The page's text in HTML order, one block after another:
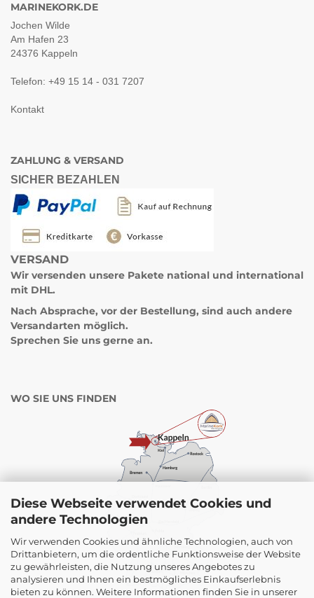
Diese Webseite verwendet Cookies und
andere Technologien
Wir verwenden Cookies und ähnliche Technologien, auch von
Drittanbietern, um die ordentliche Funktionsweise der Website
zu gewährleisten, die Nutzung unseres Angebotes zu
analysieren und Ihnen ein bestmögliches Einkaufserlebnis
bieten zu können. Weitere Informationen finden Sie in unserer
MARINEKORK.DE
Jochen Wilde
Am Hafen 23
24376 Kappeln
Telefon: +49 15 14 - 031 7207
Kontakt
ZAHLUNG & VERSAND
SICHER BEZAHLEN
VERSAND
Wir versenden unsere Pakete national und international
mit DHL.
Nach Absprache, vor der Bestellung, sind auch andere
Versandarten möglich.
Sprechen Sie uns gerne an.
WO SIE UNS FINDEN